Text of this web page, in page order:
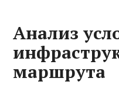
Анализ
маршрута